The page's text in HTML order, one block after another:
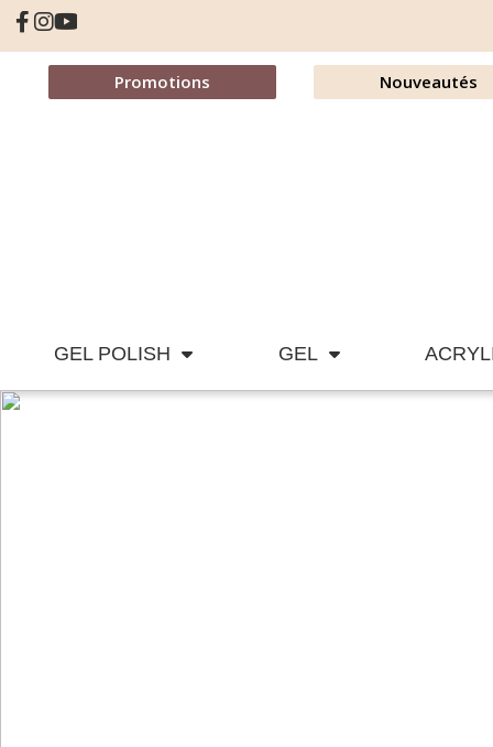
Promotions Nouveautés
GEL POLISH GEL